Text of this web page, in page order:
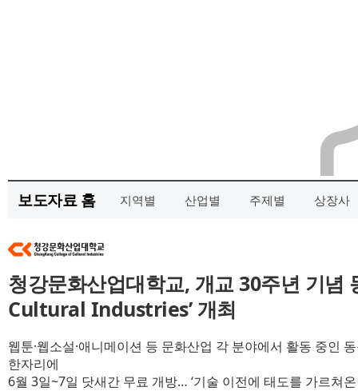
보도자료 홈 지역별 산업별 주제별 상장사
청강문화산업대학교, 개교 30주년 기념
Cultural Industries’ 개최
웹툰·웹소설·애니메이션 등 문화산업 각 분야에서 활동 중인
한자리에
6월 3일~7일 닷새간 무료 개방… ‘기술 이전에 태도를 가르쳐